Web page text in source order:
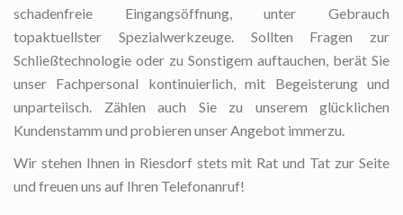
schadenfreie Eingangsöffnung, unter Gebrauch
topaktuellster Spezialwerkzeuge. Sollten Fragen zur
Schließtechnologie oder zu Sonstigem auftauchen, berät Sie
unser Fachpersonal kontinuierlich, mit Begeisterung und
unparteiisch. Zählen auch Sie zu unserem glücklichen
Kundenstamm und probieren unser Angebot immerzu.
Wir stehen Ihnen in Riesdorf stets mit Rat und Tat zur Seite
und freuen uns auf Ihren Telefonanruf!